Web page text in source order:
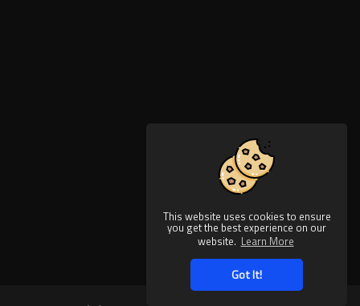
This website uses cookies to ensure
you get the best experience on our
website. Learn More
Got It!